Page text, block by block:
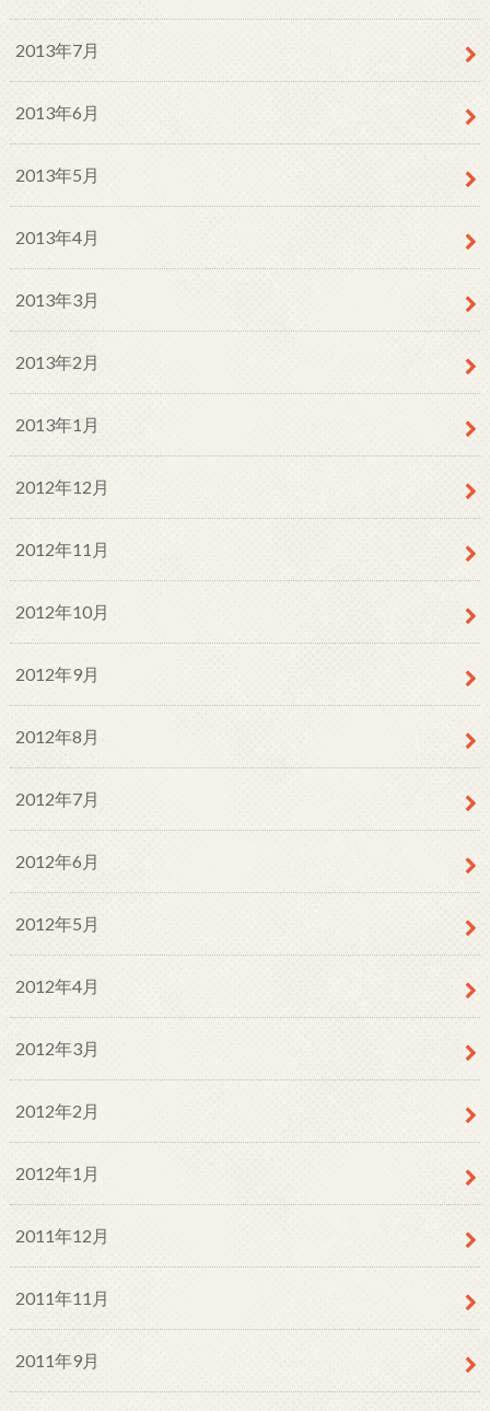
2013年7月
2013年6月
2013年5月
2013年4月
2013年3月
2013年2月
2013年1月
2012年12月
2012年11月
2012年10月
2012年9月
2012年8月
2012年7月
2012年6月
2012年5月
2012年4月
2012年3月
2012年2月
2012年1月
2011年12月
2011年11月
2011年9月